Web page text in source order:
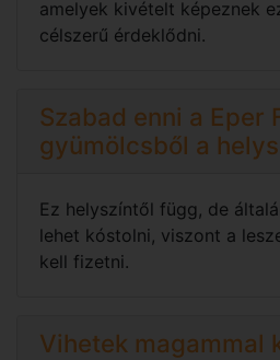
amelyek kivételt képeznek
célszerű érdeklődni.
Szabad enni a Eper
gyümölcsből a
Ez helyszíntől függ, de
lehet kóstolni, viszont a
kell fizetni.
Vihetek magammal